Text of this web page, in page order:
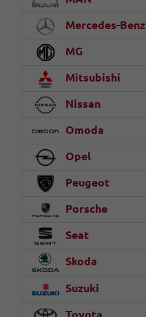
Mercedes-Benz
MG
Mitsubishi
Nissan
Omoda
Opel
Peugeot
Porsche
Seat
Skoda
Suzuki
Toyota